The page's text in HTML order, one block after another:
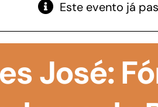
operacionais
Este evento já
José: